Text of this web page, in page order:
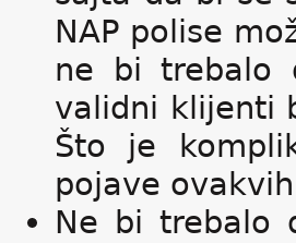
NAP polise
ne bi trebalo
validni klijenti
Što je
pojave
Ne bi trebalo